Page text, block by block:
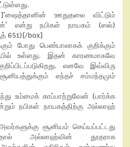
ஊதுதலை விட்டும்
என்று நபிகள் நாயகம் (ஸல்)
651)[/box]
போது பெண்பாலாகக் குறிக்கும்
உள்ளது. இதன் காரணமாகவே
எனவே இவ்விரு
எந்தச் சம்மந்தமும்
உம்மைக் காப்பாற்றுவேன் (பார்க்க
நபிகள் நாயகத்திற்கு அல்லாஹ்
சூனியம் செய்யப்பட்டது
அல்லாஹ்வின் தூதராக